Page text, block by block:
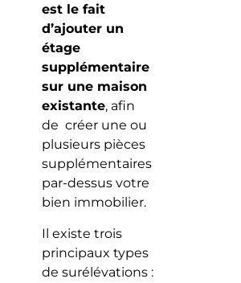
est le fait
d’ajouter un
étage
supplémentaire
sur une maison
existante, afin
de créer une ou
plusieurs pièces
supplémentaires
par-dessus votre
bien immobilier.
Il existe trois
principaux types
de surélévations :